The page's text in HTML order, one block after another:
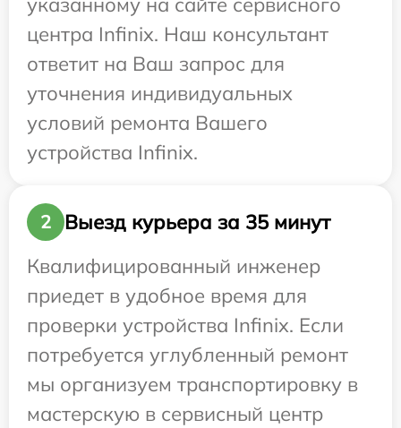
центра Infinix. Наш консультант
ответит на Ваш запрос для
уточнения индивидуальных
условий ремонта Вашего
устройства Infinix.
2
Выезд курьера за 35 минут
Квалифицированный инженер
приедет в удобное время для
проверки устройства Infinix. Если
потребуется углубленный ремонт
мы организуем транспортировку в
мастерскую в сервисный центр